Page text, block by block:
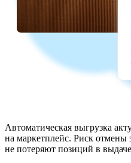
Автоматическая выгрузка
на маркетплейс. Риск отмены
не потеряют позиций в